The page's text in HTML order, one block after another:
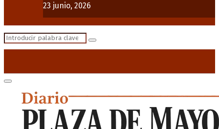
23 junio, 2026
Search
Search
Primary
Menu